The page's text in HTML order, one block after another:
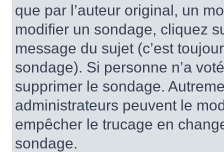
que par l’auteur original, un
modifier un sondage, cliquez
message du sujet (c’est
sondage). Si personne n’a
supprimer le sondage.
administrateurs peuvent le
empêcher le trucage en
sondage.